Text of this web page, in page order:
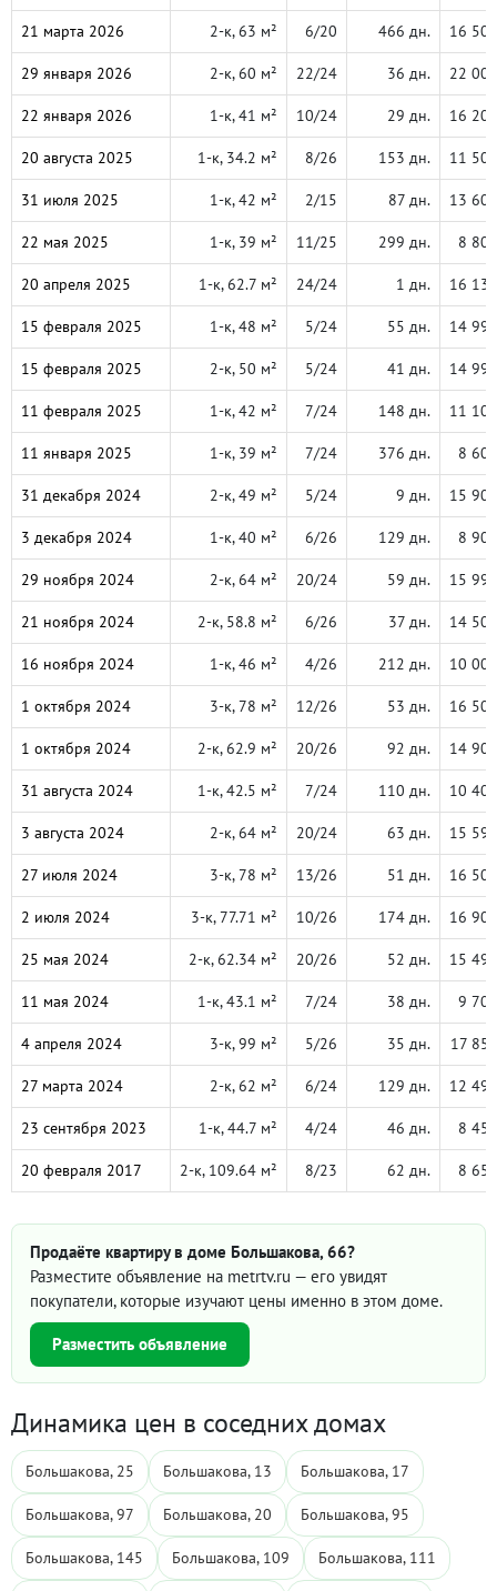
21 марта 2026 2-к, 63 м² 6/20 466 дн. 16
29 января 2026 2-к, 60 м² 22/24 36 дн. 22
22 января 2026 1-к, 41 м² 10/24 29 дн. 16
20 августа 2025 1-к, 34.2 м² 8/26 153 дн. 11
31 июля 2025 1-к, 42 м² 2/15 87 дн. 13
22 мая 2025 1-к, 39 м² 11/25 299 дн. 8
20 апреля 2025 1-к, 62.7 м² 24/24 1 дн. 16
15 февраля 2025 1-к, 48 м² 5/24 55 дн. 14
15 февраля 2025 2-к, 50 м² 5/24 41 дн. 14
11 февраля 2025 1-к, 42 м² 7/24 148 дн. 11
11 января 2025 1-к, 39 м² 7/24 376 дн. 8
31 декабря 2024 2-к, 49 м² 5/24 9 дн. 15
3 декабря 2024 1-к, 40 м² 6/26 129 дн. 8
29 ноября 2024 2-к, 64 м² 20/24 59 дн. 15
21 ноября 2024 2-к, 58.8 м² 6/26 37 дн. 14
16 ноября 2024 1-к, 46 м² 4/26 212 дн. 10
1 октября 2024 3-к, 78 м² 12/26 53 дн. 16
1 октября 2024 2-к, 62.9 м² 20/26 92 дн. 14
31 августа 2024 1-к, 42.5 м² 7/24 110 дн. 10
3 августа 2024 2-к, 64 м² 20/24 63 дн. 15
27 июля 2024 3-к, 78 м² 13/26 51 дн. 16
2 июля 2024 3-к, 77.71 м² 10/26 174 дн. 16
25 мая 2024 2-к, 62.34 м² 20/26 52 дн. 15
11 мая 2024 1-к, 43.1 м² 7/24 38 дн. 9
4 апреля 2024 3-к, 99 м² 5/26 35 дн. 17
27 марта 2024 2-к, 62 м² 6/24 129 дн. 12
23 сентября 2023 1-к, 44.7 м² 4/24 46 дн. 8
20 февраля 2017 2-к, 109.64 м² 8/23 62 дн. 8
Продаёте квартиру в доме Большакова, 66?
Разместите объявление на metrtv.ru — его увидят
покупатели, которые изучают цены именно в этом доме.
Разместить объявление
Динамика цен в соседних домах
Большакова, 25 Большакова, 13 Большакова, 17
Большакова, 97 Большакова, 20 Большакова, 95
Большакова, 145 Большакова, 109 Большакова, 111